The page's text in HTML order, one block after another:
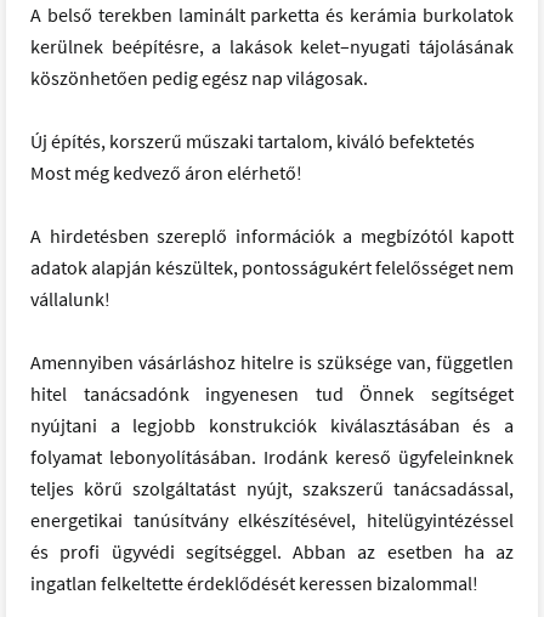
A belső terekben laminált parketta és kerámia burkolatok
kerülnek beépítésre, a lakások kelet–nyugati tájolásának
köszönhetően pedig egész nap világosak.
Új építés, korszerű műszaki tartalom, kiváló befektetés
Most még kedvező áron elérhető!
A hirdetésben szereplő információk a megbízótól kapott
adatok alapján készültek, pontosságukért felelősséget nem
vállalunk!
Amennyiben vásárláshoz hitelre is szüksége van, független
hitel tanácsadónk ingyenesen tud Önnek segítséget
nyújtani a legjobb konstrukciók kiválasztásában és a
folyamat lebonyolításában. Irodánk kereső ügyfeleinknek
teljes körű szolgáltatást nyújt, szakszerű tanácsadással,
energetikai tanúsítvány elkészítésével, hitelügyintézéssel
és profi ügyvédi segítséggel. Abban az esetben ha az
ingatlan felkeltette érdeklődését keressen bizalommal!